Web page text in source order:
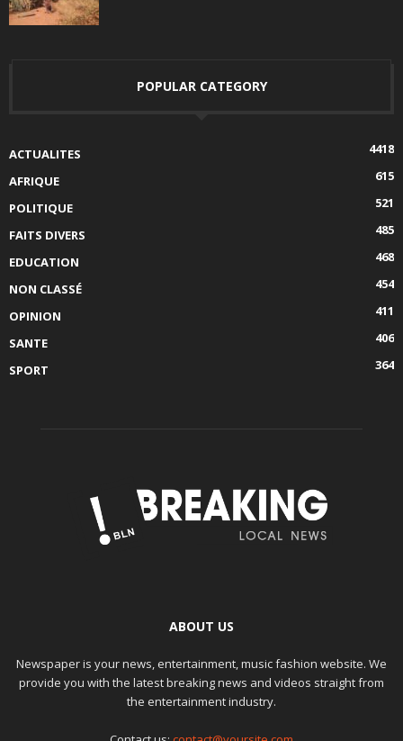
POPULAR CATEGORY
ACTUALITES
4418
AFRIQUE
615
POLITIQUE
521
FAITS DIVERS
485
EDUCATION
468
NON CLASSÉ
454
OPINION
411
SANTE
406
SPORT
364
ABOUT US
Newspaper is your news, entertainment, music fashion website. We
provide you with the latest breaking news and videos straight from
the entertainment industry.